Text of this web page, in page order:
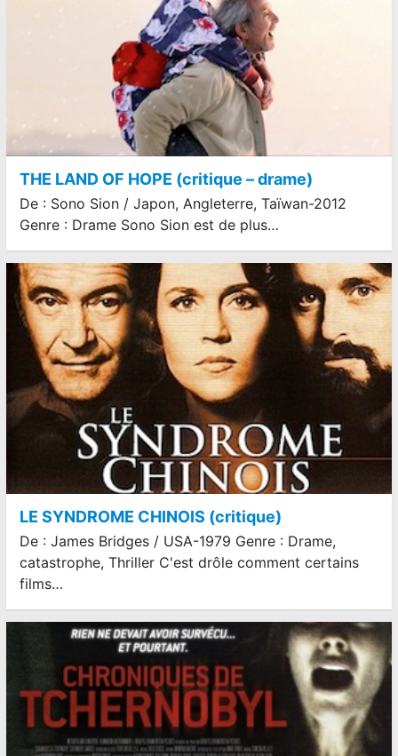
THE LAND OF HOPE (critique – drame)
De : Sono Sion / Japon, Angleterre, Taïwan-2012
Genre : Drame Sono Sion est de plus…
LE SYNDROME CHINOIS (critique)
De : James Bridges / USA-1979 Genre : Drame,
catastrophe, Thriller C'est drôle comment certains
films…